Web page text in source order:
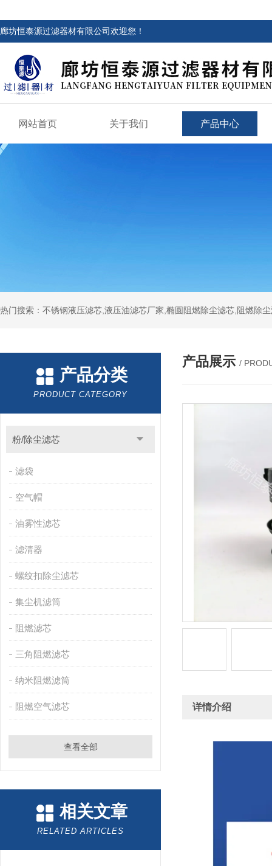
廊坊恒泰源过滤器材有限公司欢迎您！
网站首页 关于我们 产品中心
热门搜索：不锈钢液压滤芯,液压油滤芯厂家,椭圆阻燃除尘滤芯,阻燃除
产品分类
PRODUCT CATEGORY
粉/除尘滤芯
滤袋
空气帽
油雾性滤芯
滤清器
螺纹扣除尘滤芯
集尘机滤筒
阻燃滤芯
三角阻燃滤芯
纳米阻燃滤筒
阻燃空气滤芯
查看全部
相关文章
RELATED ARTICLES
产品展示 /
详情介绍